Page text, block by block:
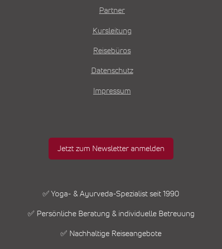
Partner
Kursleitung
Reisebüros
Datenschutz
Impressum
Jetzt zum Newsletter anmelden
✅ Yoga- & Ayurveda-Spezialist seit 1990
✅ Persönliche Beratung & individuelle Betreuung
✅ Nachhaltige Reiseangebote